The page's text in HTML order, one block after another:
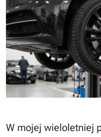
W mojej wieloletniej